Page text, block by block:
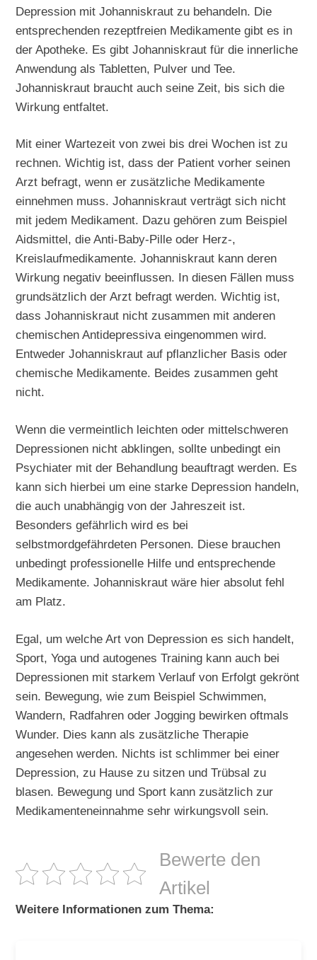
Depression mit Johanniskraut zu behandeln. Die
entsprechenden rezeptfreien Medikamente gibt es in
der Apotheke. Es gibt Johanniskraut für die innerliche
Anwendung als Tabletten, Pulver und Tee.
Johanniskraut braucht auch seine Zeit, bis sich die
Wirkung entfaltet.
Mit einer Wartezeit von zwei bis drei Wochen ist zu
rechnen. Wichtig ist, dass der Patient vorher seinen
Arzt befragt, wenn er zusätzliche Medikamente
einnehmen muss. Johanniskraut verträgt sich nicht
mit jedem Medikament. Dazu gehören zum Beispiel
Aidsmittel, die Anti-Baby-Pille oder Herz-,
Kreislaufmedikamente. Johanniskraut kann deren
Wirkung negativ beeinflussen. In diesen Fällen muss
grundsätzlich der Arzt befragt werden. Wichtig ist,
dass Johanniskraut nicht zusammen mit anderen
chemischen Antidepressiva eingenommen wird.
Entweder Johanniskraut auf pflanzlicher Basis oder
chemische Medikamente. Beides zusammen geht
nicht.
Wenn die vermeintlich leichten oder mittelschweren
Depressionen nicht abklingen, sollte unbedingt ein
Psychiater mit der Behandlung beauftragt werden. Es
kann sich hierbei um eine starke Depression handeln,
die auch unabhängig von der Jahreszeit ist.
Besonders gefährlich wird es bei
selbstmordgefährdeten Personen. Diese brauchen
unbedingt professionelle Hilfe und entsprechende
Medikamente. Johanniskraut wäre hier absolut fehl
am Platz.
Egal, um welche Art von Depression es sich handelt,
Sport, Yoga und autogenes Training kann auch bei
Depressionen mit starkem Verlauf von Erfolgt gekrönt
sein. Bewegung, wie zum Beispiel Schwimmen,
Wandern, Radfahren oder Jogging bewirken oftmals
Wunder. Dies kann als zusätzliche Therapie
angesehen werden. Nichts ist schlimmer bei einer
Depression, zu Hause zu sitzen und Trübsal zu
blasen. Bewegung und Sport kann zusätzlich zur
Medikamenteneinnahme sehr wirkungsvoll sein.
Bewerte den
Artikel
Weitere Informationen zum Thema: